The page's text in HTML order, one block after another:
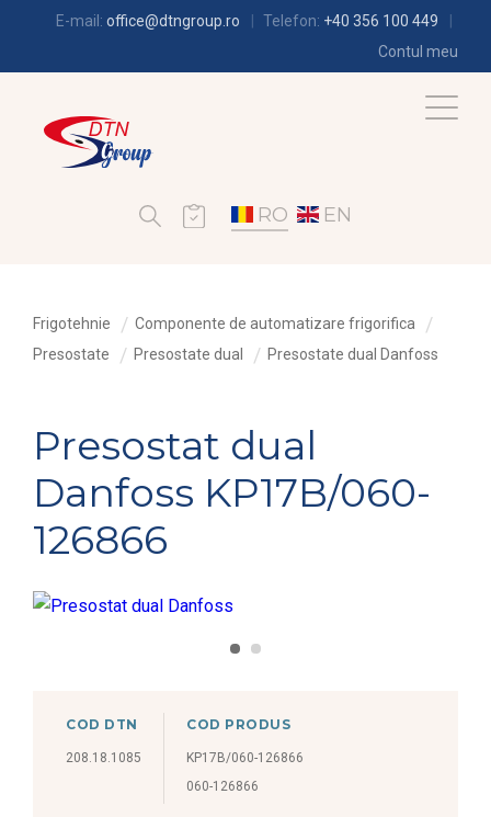
E-mail: office@dtngroup.ro Telefon: +40 356 100 449
Contul meu
RO EN
Frigotehnie
Componente de automatizare frigorifica
Presostate
Presostate dual Presostate dual Danfoss
Presostat dual
Danfoss KP17B/060-
126866
COD DTN
208.18.1085
COD PRODUS
KP17B/060-126866
060-126866